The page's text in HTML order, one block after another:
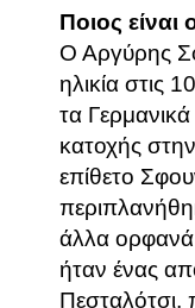
Ποιος
Ο Αργύρης
ηλικία στις
τα
κατοχής
επίθετο
άλλα ορφανά
ήταν ένας
Πεσταλότσι,